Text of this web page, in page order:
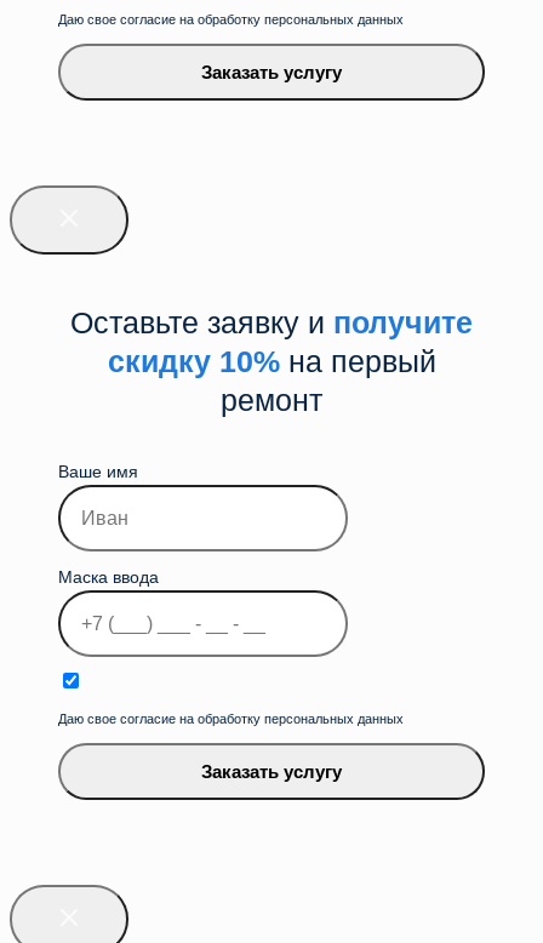
Даю свое согласие на обработку персональных данных
Заказать услугу
Оставьте заявку и получите
скидку 10%на первый
ремонт
Ваше имя
Маска ввода
Даю свое согласие на обработку персональных данных
Заказать услугу